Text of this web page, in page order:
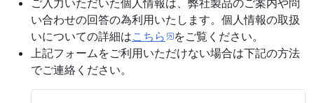
い合わせの回答の為利用いたします。個人情報の取扱
いについての詳細はこちら
をご覧ください。
上記フォームをご利用いただけない場合は下記の方法
でご連絡ください。